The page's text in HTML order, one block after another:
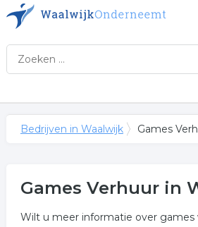
Bedrijven in Waalwijk Games
Games Verhuur in
Wilt u meer informatie over games